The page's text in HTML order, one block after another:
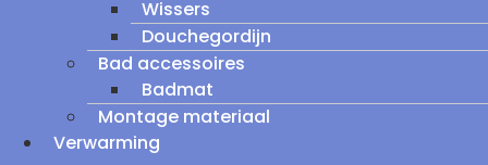
Wissers
Douchegordijn
Bad accessoires
Badmat
Montage materiaal
Verwarming